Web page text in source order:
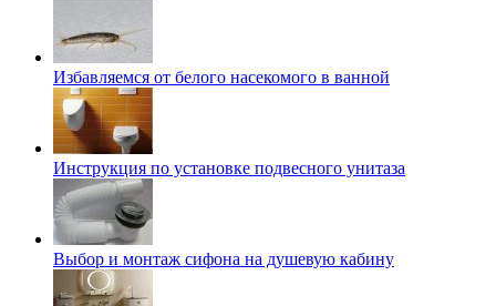
Избавляемся от белого насекомого в ванной
Инструкция по установке подвесного унитаза
Выбор и монтаж сифона на душевую кабину